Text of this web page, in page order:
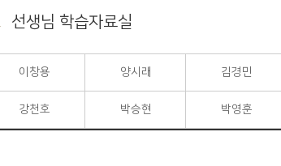
선생님 학습자료실
이창용 양시래 김경민
강천호 박승현 박영훈